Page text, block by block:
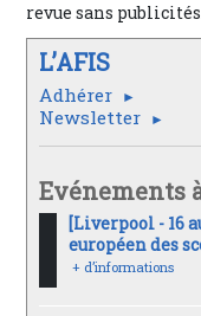
revue sans
L’AFIS
Adhérer
Newsletter
Evénements
[Liverpool - 16
européen des
+ d’informations